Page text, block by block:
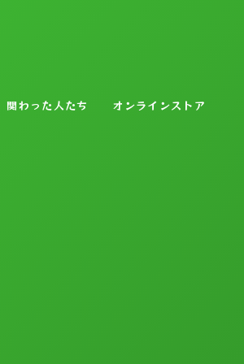
関わった人たち オンラインストア